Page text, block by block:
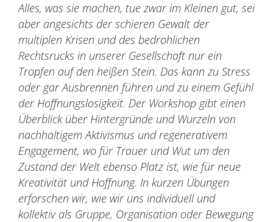
Alles, was sie machen, tue zwar im Kleinen gut, sei
aber angesichts der schieren Gewalt der
multiplen Krisen und des bedrohlichen
Rechtsrucks in unserer Gesellschaft nur ein
Tropfen auf den heißen Stein. Das kann zu Stress
oder gar Ausbrennen führen und zu einem Gefühl
der Hoffnungslosigkeit. Der Workshop gibt einen
Überblick über Hintergründe und Wurzeln von
nachhaltigem Aktivismus und regenerativem
Engagement, wo für Trauer und Wut um den
Zustand der Welt ebenso Platz ist, wie für neue
Kreativität und Hoffnung. In kurzen Übungen
erforschen wir, wie wir uns individuell und
kollektiv als Gruppe, Organisation oder Bewegung